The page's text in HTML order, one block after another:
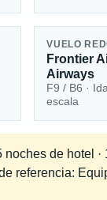
VUELO
Frontier
Airways
F9 / B6 ·
escala
de hotel
referencia: